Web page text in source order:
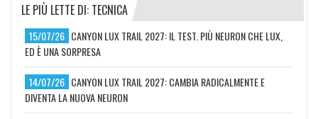
LE PIÙ LETTE DI: TECNICA
15/07/26 CANYON LUX TRAIL 2027: IL TEST. PIÙ NEURON CHE LUX,
ED È UNA SORPRESA
14/07/26 CANYON LUX TRAIL 2027: CAMBIA RADICALMENTE E
DIVENTA LA NUOVA NEURON